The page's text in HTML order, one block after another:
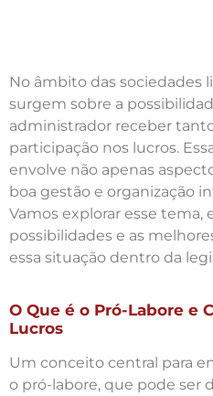
No âmbito das sociedades
surgem sobre a
administrador receber
participação nos lucros.
envolve não apenas
boa gestão e organização
Vamos explorar esse tema,
possibilidades e as
essa situação dentro da
O Que é o Pró-Labore e
Lucros
Um conceito central para
o pró-labore, que pode ser